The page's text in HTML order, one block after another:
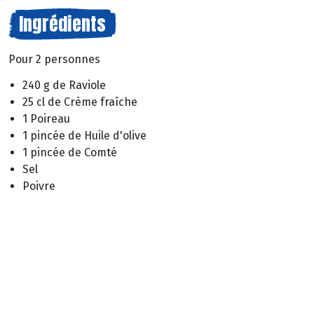
Ingrédients
Pour 2 personnes
240 g de Raviole
25 cl de Crème fraîche
1 Poireau
1 pincée de Huile d'olive
1 pincée de Comté
Sel
Poivre